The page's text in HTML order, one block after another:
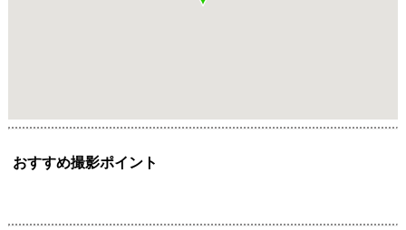
おすすめ撮影ポイント